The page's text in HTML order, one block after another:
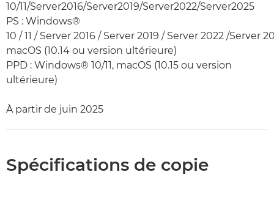
10/11/Server2016/Server2019/Server2022/Server2025
PS : Windows®
10 / 11 / Server 2016 / Server 2019 / Server 2022 /Server
macOS (10.14 ou version ultérieure)
PPD : Windows® 10/11, macOS (10.15 ou version
ultérieure)
À partir de juin 2025
Spécifications de copie